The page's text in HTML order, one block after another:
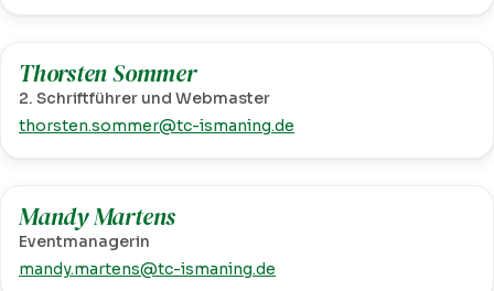
Thorsten Sommer
2. Schriftführer und Webmaster
thorsten.sommer@tc-ismaning.de
Mandy Martens
Eventmanagerin
mandy.martens@tc-ismaning.de